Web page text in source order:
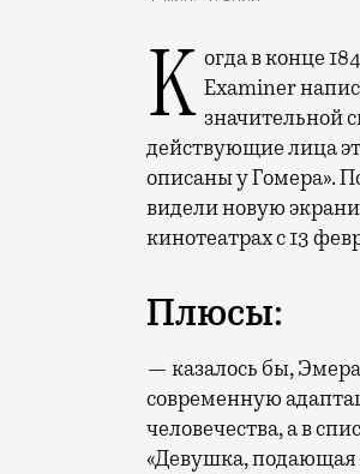
Когда в конце 1847 года вышел «Грозовой перевал» Эмили Бронте, критик The Examiner
значительной
действующие лица
описаны у Гомера».
видели новую
кинотеатрах с 13
Плюсы:
— казалось бы,
современную
человечества, а в
«Девушка, подающая